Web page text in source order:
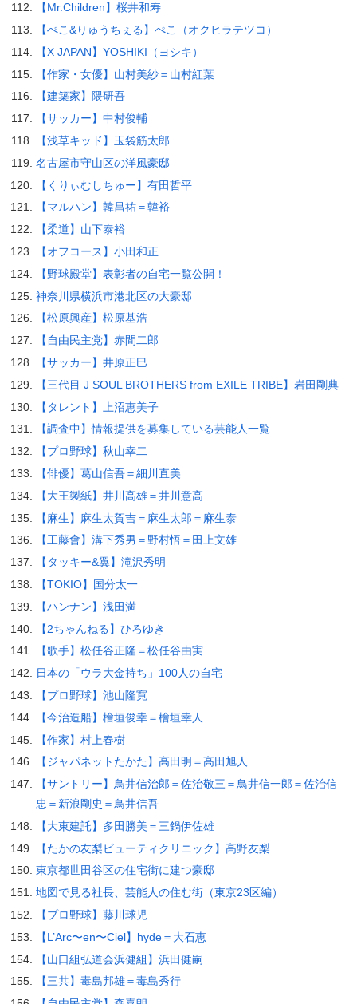
【Mr.Children】桜井和寿
【ぺこ&りゅうちぇる】ぺこ（オクヒラテツコ）
【X JAPAN】YOSHIKI（ヨシキ）
【作家・女優】山村美紗＝山村紅葉
【建築家】隈研吾
【サッカー】中村俊輔
【浅草キッド】玉袋筋太郎
名古屋市守山区の洋風豪邸
【くりぃむしちゅー】有田哲平
【マルハン】韓昌祐＝韓裕
【柔道】山下泰裕
【オフコース】小田和正
【野球殿堂】表彰者の自宅一覧公開！
神奈川県横浜市港北区の大豪邸
【松原興産】松原基浩
【自由民主党】赤間二郎
【サッカー】井原正巳
【三代目 J SOUL BROTHERS from EXILE TRIBE】岩田剛典
【タレント】上沼恵美子
【調査中】情報提供を募集している芸能人一覧
【プロ野球】秋山幸二
【俳優】葛山信吾＝細川直美
【大王製紙】井川高雄＝井川意高
【麻生】麻生太賀吉＝麻生太郎＝麻生泰
【工藤會】溝下秀男＝野村悟＝田上文雄
【タッキー&翼】滝沢秀明
【TOKIO】国分太一
【ハンナン】浅田満
【2ちゃんねる】ひろゆき
【歌手】松任谷正隆＝松任谷由実
日本の「ウラ大金持ち」100人の自宅
【プロ野球】池山隆寛
【今治造船】檜垣俊幸＝檜垣幸人
【作家】村上春樹
【ジャパネットたかた】高田明＝高田旭人
【サントリー】鳥井信治郎＝佐治敬三＝鳥井信一郎＝佐治信
忠＝新浪剛史＝鳥井信吾
【大東建託】多田勝美＝三鍋伊佐雄
【たかの友梨ビューティクリニック】高野友梨
東京都世田谷区の住宅街に建つ豪邸
地図で見る社長、芸能人の住む街（東京23区編）
【プロ野球】藤川球児
【L’Arc〜en〜Ciel】hyde＝大石恵
【山口組弘道会浜健組】浜田健嗣
【三共】毒島邦雄＝毒島秀行